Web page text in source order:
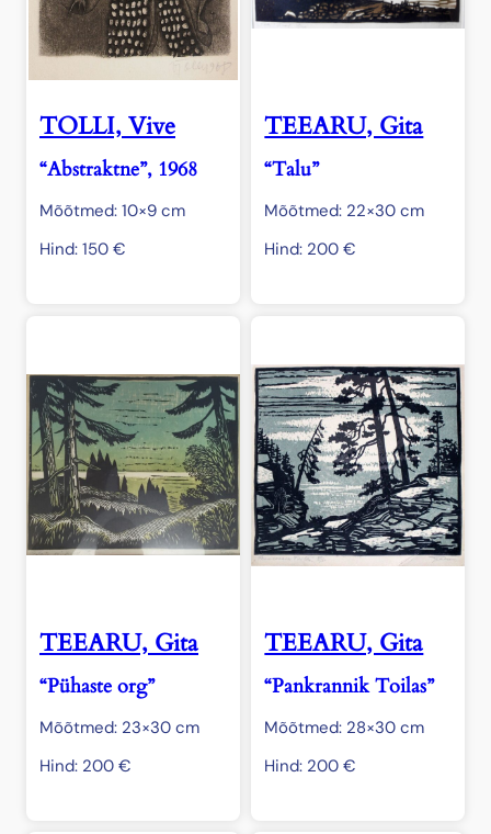
TOLLI, Vive
“Abstraktne”, 1968
Mõõtmed: 10×9 cm
Hind: 150 €
TEEARU, Gita
“Talu”
Mõõtmed: 22×30 cm
Hind: 200€
TEEARU, Gita
“Pühaste org”
Mõõtmed: 23×30 cm
Hind: 200 €
TEEARU, Gita
“Pankrannik Toilas”
Mõõtmed: 28×30 cm
Hind: 200€